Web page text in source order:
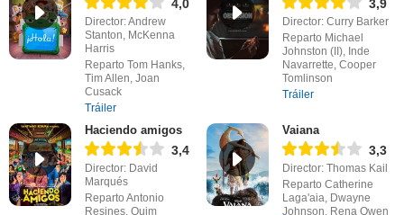
4,0
Director: Andrew
Stanton, McKenna
Harris
Reparto Tom Hanks,
Tim Allen, Joan
Cusack
Tráiler
3,9
Director: Curry Barker
Reparto Michael
Johnston (II), Inde
Navarrette, Cooper
Tomlinson
Tráiler
Haciendo amigos
3,4
Director: David
Marqués
Reparto Antonio
Resines, Quim
Vaiana
3,3
Director: Thomas Kail
Reparto Catherine
Laga'aia, Dwayne
Johnson, Rena Owen